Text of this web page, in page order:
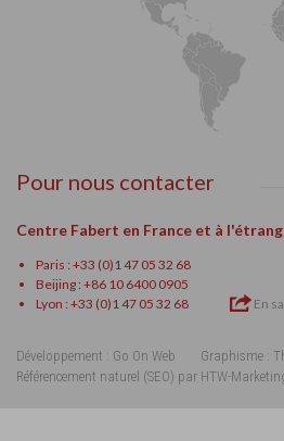
Pour nous contacter
Centre Fabert en France et à
Paris : +33 (0)1 47 05 32 68
Beijing : +86 10 6400 0905
Lyon : +33 (0)1 47 05 32 68
En
Développement : Go On Web Graphisme :
Référencement naturel (SEO) par HTW-